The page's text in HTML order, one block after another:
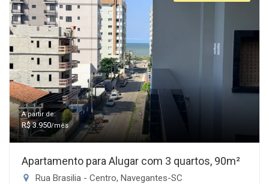
A partir de:
R$ 3.950/mês
Apartamento para Alugar com 3 quartos, 90m²
Rua Brasilia - Centro, Navegantes-SC